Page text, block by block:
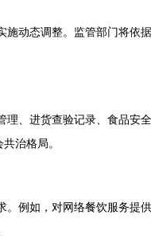
动态调整。监管部门将依
、进货查验记录、食品安
治格局。
例如，对网络餐饮服务提